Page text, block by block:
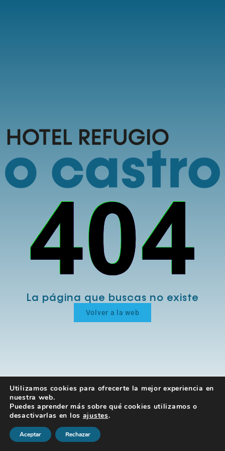
La página que buscas no existe
Volver a la web
Utilizamos cookies para ofrecerte la mejor experiencia en
nuestra web.
Puedes aprender más sobre qué cookies utilizamos o
desactivarlas en los ajustes.
Aceptar Rechazar